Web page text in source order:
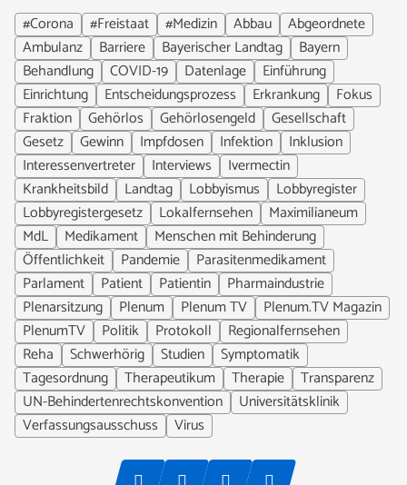
#Corona
#Freistaat #Medizin Abbau
Abgeordnete
Ambulanz
Barriere Bayerischer Landtag
Bayern
Behandlung
COVID-19 Datenlage
Einführung
Einrichtung
Entscheidungsprozess Erkrankung
Fokus
Fraktion
Gehörlos Gehörlosengeld
Gesellschaft
Gesetz
Gewinn Impfdosen Infektion
Inklusion
Interessenvertreter
Interviews
Ivermectin
Krankheitsbild
Landtag Lobbyismus
Lobbyregister
Lobbyregistergesetz
Lokalfernsehen
Maximilianeum
MdL
Medikament
Menschen mit Behinderung
Öffentlichkeit
Pandemie
Parasitenmedikament
Parlament
Patient Patientin
Pharmaindustrie
Plenarsitzung
Plenum Plenum TV
Plenum.TV Magazin
PlenumTV
Politik Protokoll
Regionalfernsehen
Reha
Schwerhörig Studien
Symptomatik
Tagesordnung
Therapeutikum Therapie
Transparenz
UN-Behindertenrechtskonvention
Universitätsklinik
Verfassungsausschuss
Virus